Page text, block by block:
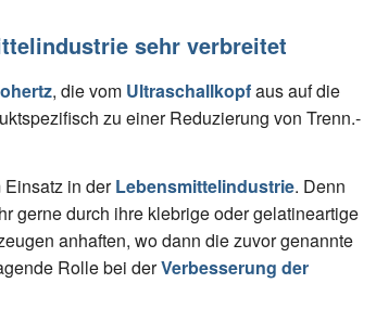
sehr verbreitet
, die vom Ultraschallkopfaus auf die
zu einer Reduzierung von Trenn.-
Einsatz in derLebensmittelindustrie. Denn
gerne durch ihre klebrige oder gelatineartige
anhaften, wo dann die zuvor genannte
Rolle bei derVerbesserung der